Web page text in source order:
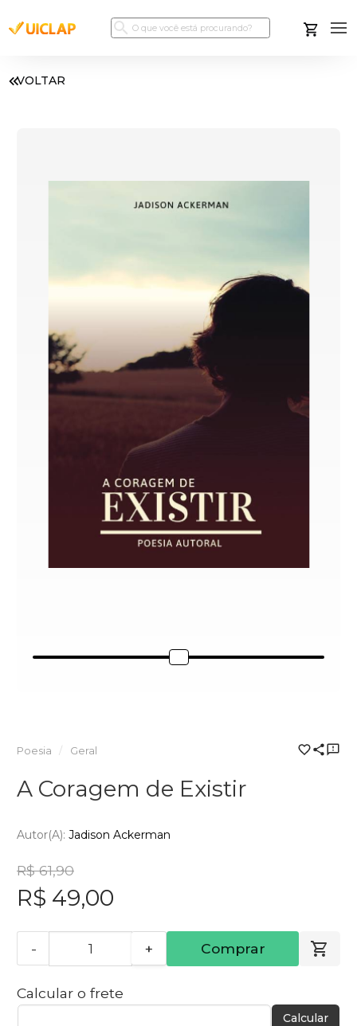
VOLTAR
Poesia Geral
A Coragem de Existir
Autor(a): Jadison Ackerman
R$ 61,90
R$ 49,00
- + Comprar
Calcular o frete
Calcular